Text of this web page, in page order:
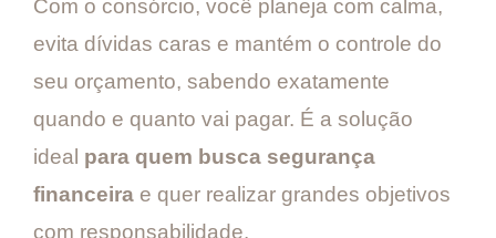
Com o consórcio, você planeja com calma,
evita dívidas caras e mantém o controle do
seu orçamento, sabendo exatamente
quando e quanto vai pagar. É a solução
ideal para quem busca segurança
financeira e quer realizar grandes objetivos
com responsabilidade.